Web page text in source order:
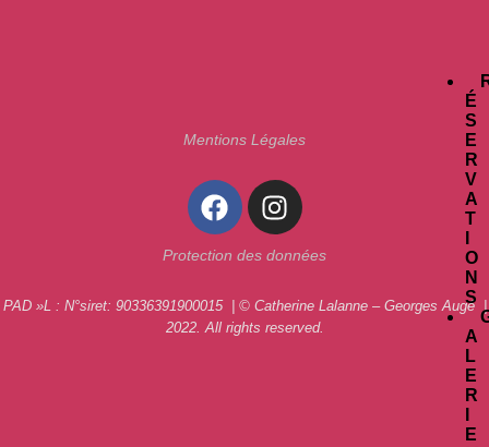
É
S
E
R
V
A
T
O
N
S
A
L
E
R
E
PAD »L : N°siret: 90336391900015 | © Catherine Lalanne – Georges Augé |
2022. All rights reserved.
Mentions Légales
Protection des données